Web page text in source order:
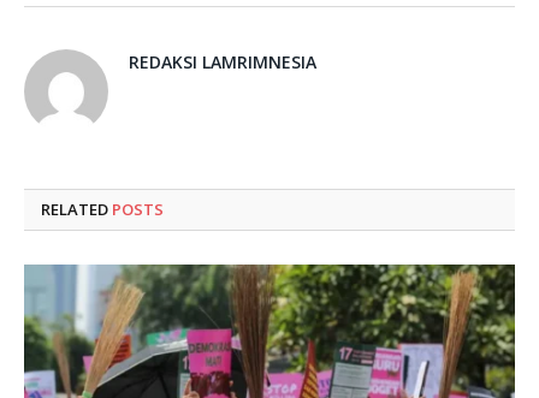
REDAKSI LAMRIMNESIA
RELATED POSTS